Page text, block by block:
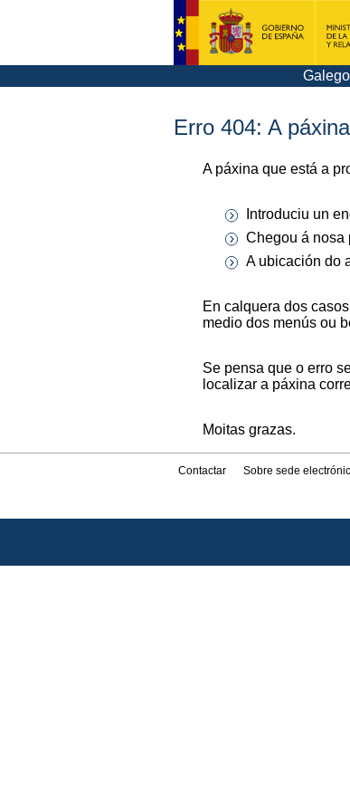
Galego
Erro 404: A
A páxina que está a
Introduciu un
Chegou á nosa
A ubicación do
En calquera dos
medio dos menús ou
Se pensa que o erro
localizar a páxina
Moitas grazas.
Contactar Sobre sede